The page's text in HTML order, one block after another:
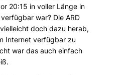
20:15 in voller Länge in
war? Die ARD
doch dazu herab,
Internet verfügbar zu
war das auch einfach